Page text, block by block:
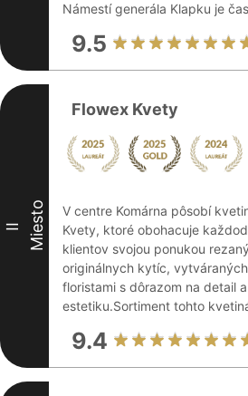
Námestí generála Klapku je
9.5
II Miesto
Flowex Kvety
V centre Komárna pôsobí
Kvety, ktoré obohacuje
klientov svojou ponukou
originálnych kytíc,
floristami s dôrazom na detail a
estetiku.Sortiment tohto
9.4